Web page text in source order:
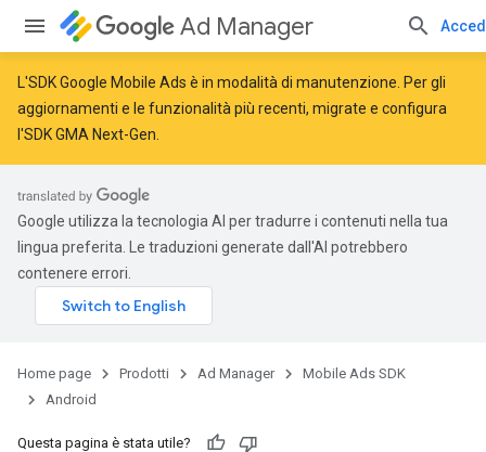
Ad Manager
L'SDK Google Mobile Ads è in modalità di manutenzione. Per gli
aggiornamenti e le funzionalità più recenti, migrate e configura
l'SDK GMA Next-Gen
Google utilizza la tecnologia AI per tradurre i contenuti nella tua
lingua preferita. Le traduzioni generate dall'AI potrebbero
contenere errori.
Home page Prodotti Ad Manager
Mobile Ads SDK
Android
Questa pagina è stata utile?